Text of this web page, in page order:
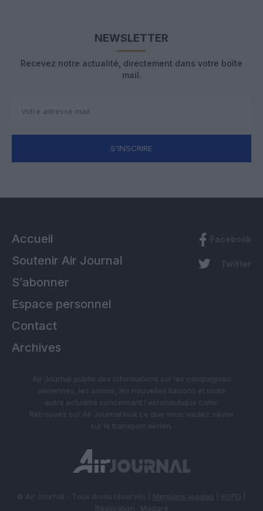
NEWSLETTER
Recevez notre actualité, directement dans votre boîte
mail.
S'INSCRIRE
Accueil
Soutenir Air Journal
S’abonner
Espace personnel
Contact
Archives